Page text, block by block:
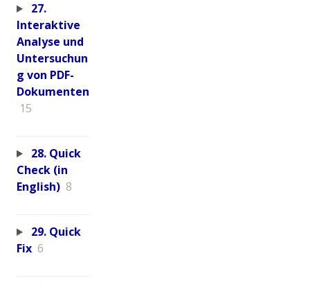
27.
Interaktive
Analyse und
Untersuchun
g von PDF-
Dokumenten
15
28. Quick
Check (in
English) 8
29. Quick
Fix 6